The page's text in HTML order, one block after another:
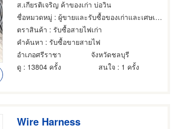
ส.เกียรติเจริญ ค้าของเก่า บ่อวิน
ชื่อหมวดหมู่ : ผู้ขายและรับซื้อของเก่าและเศษเหล็ก,สายไฟ,ลวดสายไฟ
ตราสินค้า : รับซื้อสายไฟเก่า
คำค้นหา : รับซื้อขายสายไฟ
อำเภอศรีราชา
จังหวัดชลบุรี
ดู : 13804 ครั้ง สนใจ : 1 ครั้ง
Wire Harness